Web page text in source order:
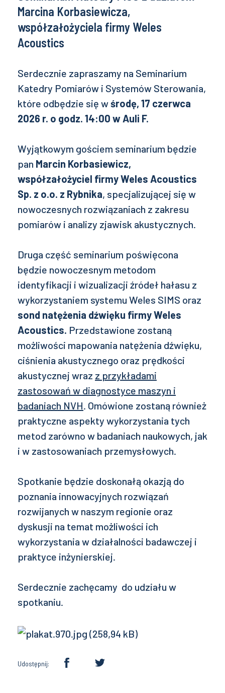
Marcina Korbasiewicza,
współzałożyciela firmy Weles
Acoustics
Serdecznie zapraszamy na Seminarium
Katedry Pomiarów i Systemów Sterowania,
które odbędzie się wśrodę, 17 czerwca
2026 r. o godz. 14:00 w Auli F.
Wyjątkowym gościem seminarium będzie
pan Marcin Korbasiewicz,
współzałożyciel firmy Weles Acoustics
Sp. z o.o. z Rybnika, specjalizującej się w
nowoczesnych rozwiązaniach z zakresu
pomiarów i analizy zjawisk akustycznych.
Druga część seminarium poświęcona
będzie nowoczesnym metodom
identyfikacji i wizualizacji źródeł hałasu z
wykorzystaniem systemu Weles SIMS oraz
sond natężenia dźwięku firmy Weles
Acoustics. Przedstawione zostaną
możliwości mapowania natężenia dźwięku,
ciśnienia akustycznego oraz prędkości
akustycznej wraz z przykładami
zastosowań w diagnostyce maszyn i
badaniach NVH. Omówione zostaną również
praktyczne aspekty wykorzystania tych
metod zarówno w badaniach naukowych, jak
i w zastosowaniach przemysłowych.
Spotkanie będzie doskonałą okazją do
poznania innowacyjnych rozwiązań
rozwijanych w naszym regionie oraz
dyskusji na temat możliwości ich
wykorzystania w działalności badawczej i
praktyce inżynierskiej.
Serdecznie zachęcamy do udziału w
spotkaniu.
Udostępnij: